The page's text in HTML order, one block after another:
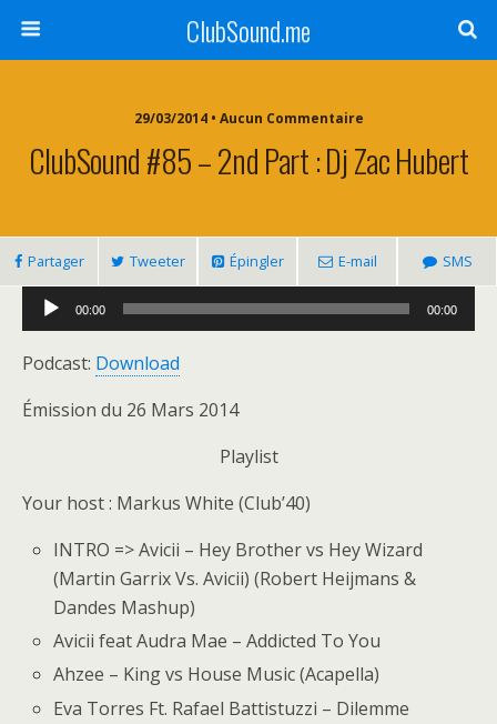
ClubSound.me
29/03/2014 • Aucun Commentaire
ClubSound #85 – 2nd Part : Dj Zac Hubert
Partager Tweeter Épingler E-mail SMS
Lecteur
audio
00:00 00:00
Podcast: Download
Émission du 26 Mars 2014
Playlist
Your host : Markus White (Club’40)
INTRO => Avicii – Hey Brother vs Hey Wizard
(Martin Garrix Vs. Avicii) (Robert Heijmans &
Dandes Mashup)
Avicii feat Audra Mae – Addicted To You
Ahzee – King vs House Music (Acapella)
Eva Torres Ft. Rafael Battistuzzi – Dilemme